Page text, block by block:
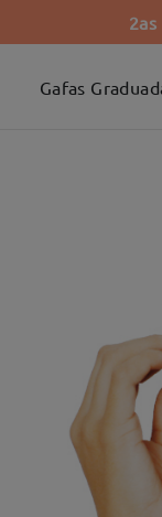
Gafas